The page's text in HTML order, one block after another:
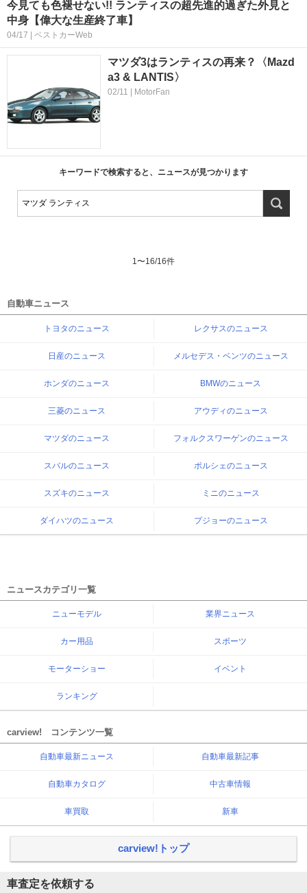
今見ても色褪せない!! ランティスの超先進的過ぎた外見と
中身【偉大な生産終了車】
04/17 | ベストカーWeb
マツダ3はランティスの再来？〈Mazd
a3 & LANTIS〉
02/11 | MotorFan
キーワードで検索すると、ニュースが見つかります
1 〜16/16件
自動車ニュース
トヨタのニュース レクサスのニュース
日産のニュース メルセデス・ベンツのニュース
ホンダのニュース BMWのニュース
三菱のニュース アウディのニュース
マツダのニュース フォルクスワーゲンのニュース
スバルのニュース ポルシェのニュース
スズキのニュース ミニのニュース
ダイハツのニュース プジョーのニュース
ニュースカテゴリ一覧
ニューモデル 業界ニュース
カー用品 スポーツ
モーターショー イベント
ランキング
carview! コンテンツ一覧
自動車最新ニュース 自動車最新記事
自動車カタログ 中古車情報
車買取 新車
carview!トップ
車査定を依頼する